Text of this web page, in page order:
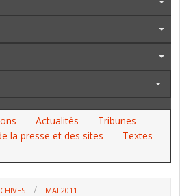
Actualités
Tribunes
la presse et des sites
Textes
MAI 2011